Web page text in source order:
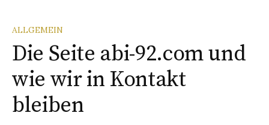
ALLGEMEIN
Die Seite abi-92.com und
wie wir in Kontakt
bleiben